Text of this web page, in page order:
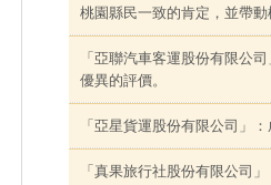
桃園縣民一致的肯定，並帶
「亞聯汽車客運股份有限公
優異的評價。
「亞星貨運股份有限公司」
「真果旅行社股份有限公司